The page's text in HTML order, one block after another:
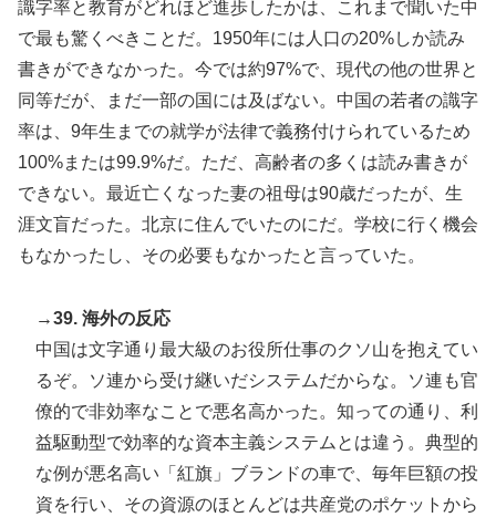
識字率と教育がどれほど進歩したかは、これまで聞いた中
で最も驚くべきことだ。1950年には人口の20%しか読み
書きができなかった。今では約97%で、現代の他の世界と
同等だが、まだ一部の国には及ばない。中国の若者の識字
率は、9年生までの就学が法律で義務付けられているため
100%または99.9%だ。ただ、高齢者の多くは読み書きが
できない。最近亡くなった妻の祖母は90歳だったが、生
涯文盲だった。北京に住んでいたのにだ。学校に行く機会
もなかったし、その必要もなかったと言っていた。
→39. 海外の反応
中国は文字通り最大級のお役所仕事のクソ山を抱えてい
るぞ。ソ連から受け継いだシステムだからな。ソ連も官
僚的で非効率なことで悪名高かった。知っての通り、利
益駆動型で効率的な資本主義システムとは違う。典型的
な例が悪名高い「紅旗」ブランドの車で、毎年巨額の投
資を行い、その資源のほとんどは共産党のポケットから